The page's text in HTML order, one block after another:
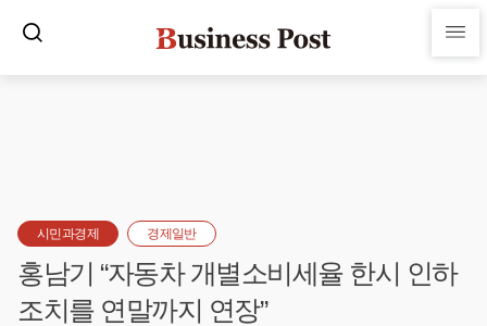
시민과경제 경제일반
홍남기 “자동차 개별소비세율 한시 인하
조치를 연말까지 연장”